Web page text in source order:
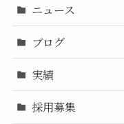
ニュース
ブログ
実績
採用募集